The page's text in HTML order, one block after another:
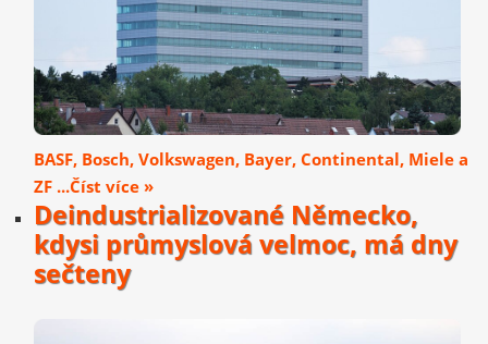
BASF, Bosch, Volkswagen, Bayer, Continental, Miele a
ZF ...Číst více »
Deindustrializované Německo,
kdysi průmyslová velmoc, má dny
sečteny